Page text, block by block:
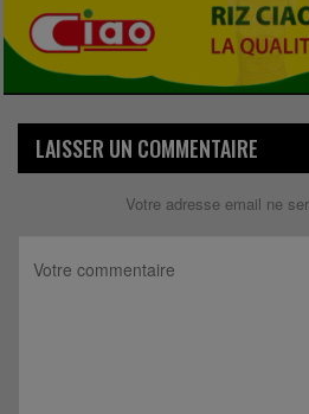
LAISSER UN COMMENTAIRE
Votre adresse email ne